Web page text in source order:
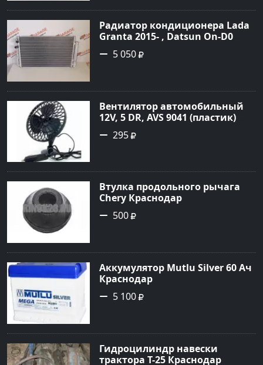
Радиатор кондиционера Lada
Granta 2015- , Datsun On-D0
2016- Краснодар
5 050
Вентилятор автомобильный
12V, 5 DR, AVS 9041 (пластик)
Краснодар
295
Втулка продольного рычага
Chery Краснодар
500
Аккумулятор Mutlu Silver 60 Ач
Краснодар
5 100
Гидроцилиндр навески
трактора Т-25 Краснодар